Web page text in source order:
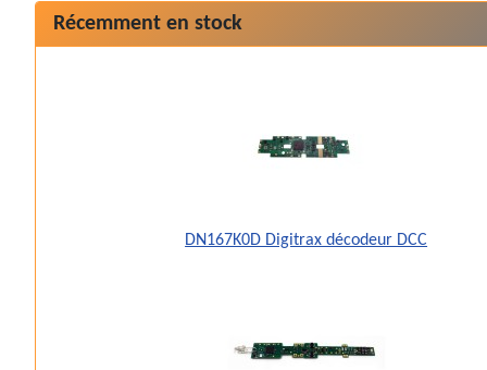
Récemment en stock
DN167K0D Digitrax décodeur DCC